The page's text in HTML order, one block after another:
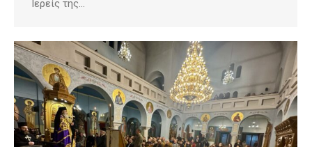
Ιερείς της…